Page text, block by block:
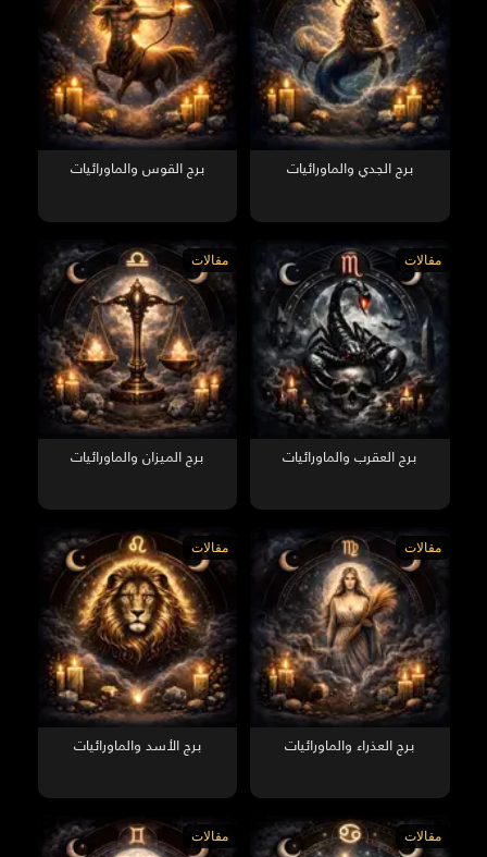
برج الجدي والماورائيات برج القوس والماورائيات
مقالات
برج العقرب والماورائيات
مقالات
برج الميزان والماورائيات
مقالات
برج العذراء والماورائيات
مقالات
برج الأسد والماورائيات
مقالات مقالات